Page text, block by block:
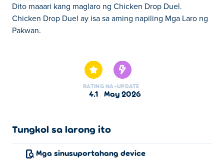
Dito maaari kang maglaro ng Chicken Drop Duel.
Chicken Drop Duel ay isa sa aming napiling Mga Laro ng
Pakwan.
RATING
4.1
NA-UPDATE
May 2026
Tungkol sa larong ito
Mga sinusuportahang device